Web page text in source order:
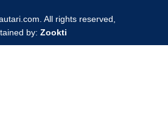
All rights reserved,
by: Zookti